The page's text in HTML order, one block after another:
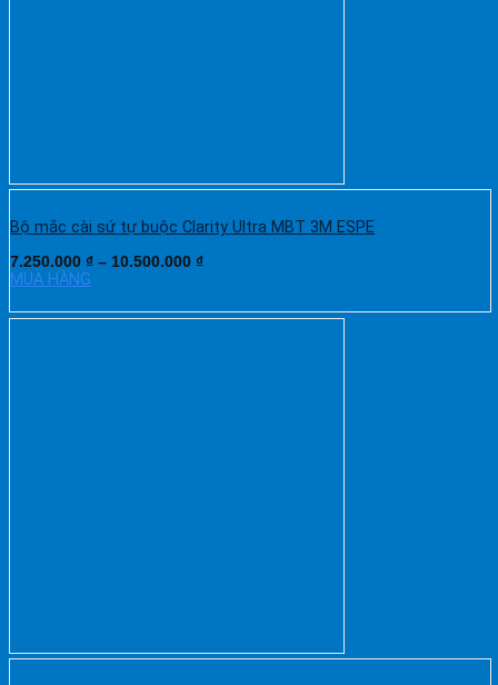
Bộ mắc cài sứ tự buộc Clarity Ultra MBT 3M ESPE
7.250.000 ₫ – 10.500.000 ₫
MUA HÀNG